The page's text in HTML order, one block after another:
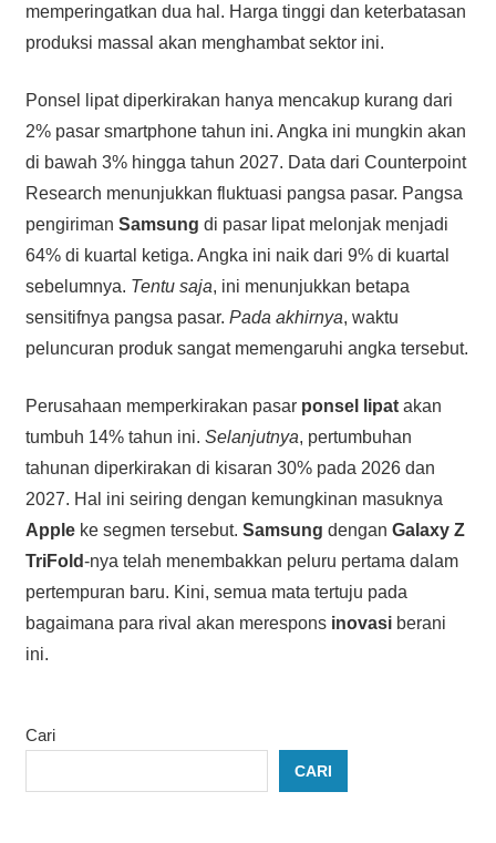
memperingatkan dua hal. Harga tinggi dan keterbatasan
produksi massal akan menghambat sektor ini.
Ponsel lipat diperkirakan hanya mencakup kurang dari
2% pasar smartphone tahun ini. Angka ini mungkin akan
di bawah 3% hingga tahun 2027. Data dari Counterpoint
Research menunjukkan fluktuasi pangsa pasar. Pangsa
pengiriman Samsung di pasar lipat melonjak menjadi
64% di kuartal ketiga. Angka ini naik dari 9% di kuartal
sebelumnya. Tentu saja, ini menunjukkan betapa
sensitifnya pangsa pasar. Pada akhirnya, waktu
peluncuran produk sangat memengaruhi angka tersebut.
Perusahaan memperkirakan pasar ponsel lipatakan
tumbuh 14% tahun ini. Selanjutnya, pertumbuhan
tahunan diperkirakan di kisaran 30% pada 2026 dan
2027. Hal ini seiring dengan kemungkinan masuknya
Appleke segmen tersebut. Samsung dengan Galaxy Z
TriFold-nya telah menembakkan peluru pertama dalam
pertempuran baru. Kini, semua mata tertuju pada
bagaimana para rival akan merespons inovasiberani
ini.
Cari
CARI